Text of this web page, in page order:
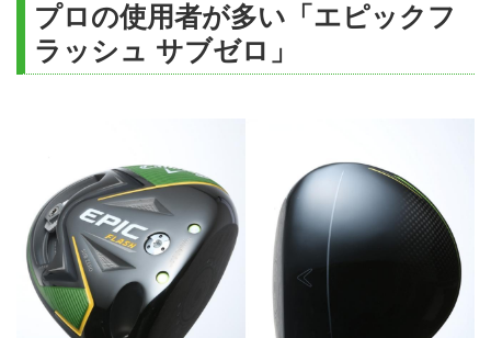
プロの使用者が多い「エピックフ
ラッシュ サブゼロ」